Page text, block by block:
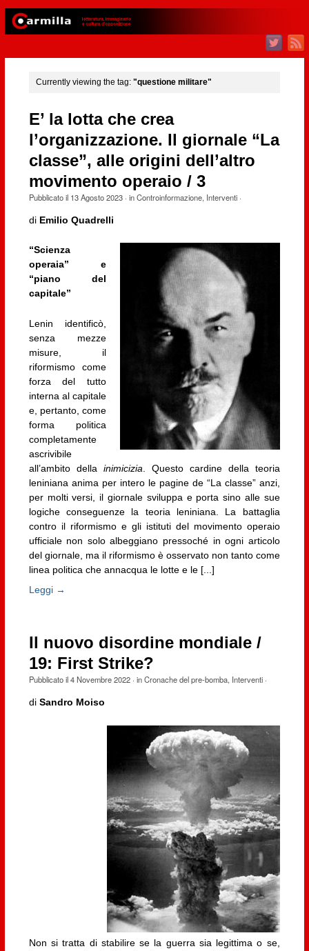
Currently viewing the tag: "questione militare"
E’ la lotta che crea
l’organizzazione. Il giornale “La
classe”, alle origini dell’altro
movimento operaio / 3
Pubblicato il 13 Agosto 2023· inControinformazione, Interventi·
di Emilio Quadrelli
“Scienza
operaia” e
“piano del
capitale”
Lenin identificò,
senza mezze
misure, il
riformismo come
forza del tutto
interna al capitale
e, pertanto, come
forma politica
completamente
ascrivibile
all’ambito della inimicizia . Questo cardine della teoria
leniniana anima per intero le pagine de “La classe” anzi,
per molti versi, il giornale sviluppa e porta sino alle sue
logiche conseguenze la teoria leniniana. La battaglia
contro il riformismo e gli istituti del movimento operaio
ufficiale non solo albeggiano pressoché in ogni articolo
del giornale, ma il riformismo è osservato non tanto come
linea politica che annacqua le lotte e le [...]
Leggi →
Il nuovo disordine mondiale /
19: First Strike?
Pubblicato il4 Novembre 2022· inCronache del pre-bomba, Interventi·
di Sandro Moiso
Non si tratta di stabilire se la guerra sia legittima o se,